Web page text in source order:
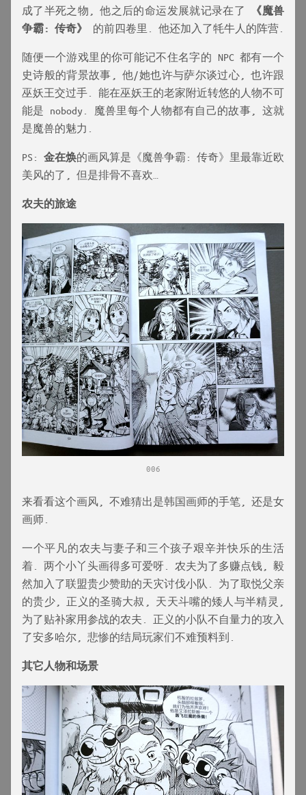
成了半死之物, 他之后的命运发展就记录在了
《魔兽
争霸: 传奇》
的前四卷里. 他还加入了牦牛人的阵营.
随便一个游戏里的你可能记不住名字的 NPC 都有一个
史诗般的背景故事, 他/她也许与萨尔谈过心, 也许跟
巫妖王交过手. 能在巫妖王的老家附近转悠的人物不可
能是 nobody. 魔兽里每个人物都有自己的故事, 这就
是魔兽的魅力.
PS: 金在焕的画风算是《魔兽争霸: 传奇》里最靠近欧
美风的了, 但是排骨不喜欢…
农夫的旅途
006
来看看这个画风, 不难猜出是韩国画师的手笔, 还是女
画师.
一个平凡的农夫与妻子和三个孩子艰辛并快乐的生活
着. 两个小丫头画得多可爱呀. 农夫为了多赚点钱, 毅
然加入了联盟贵少赞助的天灾讨伐小队. 为了取悦父亲
的贵少, 正义的圣骑大叔, 天天斗嘴的矮人与半精灵,
为了贴补家用参战的农夫. 正义的小队不自量力的攻入
了安多哈尔, 悲惨的结局玩家们不难预料到.
其它人物和场景